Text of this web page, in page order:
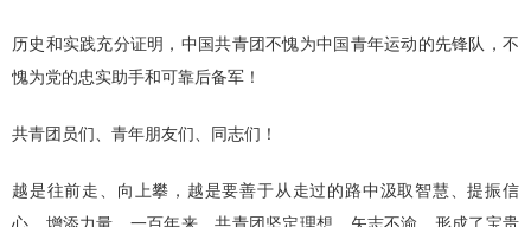
历史和实践充分证明，中国共青团不愧为中国青年运动的先锋队，不
愧为党的忠实助手和可靠后备军！
共青团员们、青年朋友们、同志们！
越是往前走、向上攀，越是要善于从走过的路中汲取智慧、提振信